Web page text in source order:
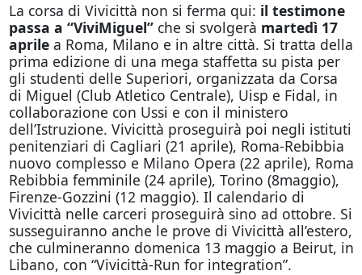
La corsa di Vivicittà non si ferma qui: il testimone
passa a “ViviMiguel”che si svolgerà martedì 17
aprilea Roma, Milano e in altre città. Si tratta della
prima edizione di una mega staffetta su pista per
gli studenti delle Superiori, organizzata da Corsa
di Miguel (Club Atletico Centrale), Uisp e Fidal, in
collaborazione con Ussi e con il ministero
dell’Istruzione. Vivicittà proseguirà poi negli istituti
penitenziari di Cagliari (21 aprile), Roma-Rebibbia
nuovo complesso e Milano Opera (22 aprile), Roma
Rebibbia femminile (24 aprile), Torino (8maggio),
Firenze-Gozzini (12 maggio). Il calendario di
Vivicittà nelle carceri proseguirà sino ad ottobre. Si
susseguiranno anche le prove di Vivicittà all’estero,
che culmineranno domenica 13 maggio a Beirut, in
Libano, con “Vivicittà-Run for integration”.